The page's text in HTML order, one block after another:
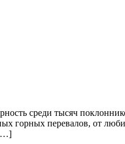
среди тысяч
горных перевалов, от